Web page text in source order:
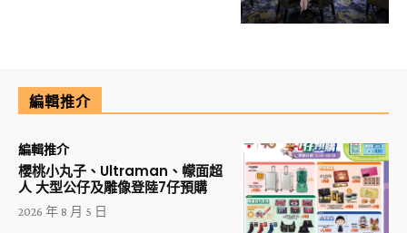
編輯推介
編輯推介
櫻桃小丸子、Ultraman、幪面超
人 大型公仔及雕像登陸7仔預購
2026 年 8 月 5 日